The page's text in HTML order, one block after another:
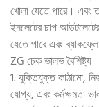
খোলা যেতে পারে। এবং
ইনলেটের চাপ
যেতে পারে এবং
ZG চেক ভালভ বৈশিষ্ট্য
1. যুক্তিযুক্ত কাঠামো,
যোগ্য, এবং কর্মক্ষমতা